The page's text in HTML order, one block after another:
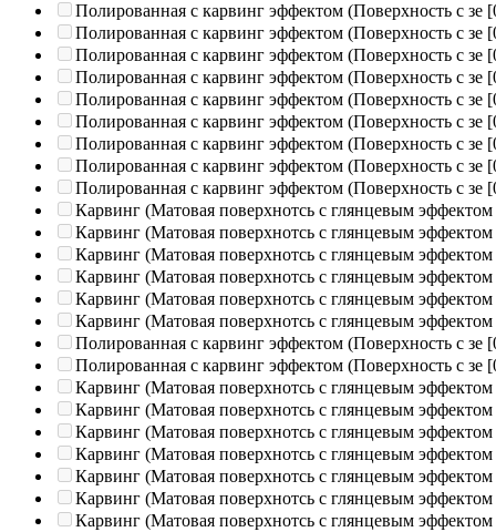
Полированная c карвинг эффектом (Поверхность с зе
Полированная c карвинг эффектом (Поверхность с зе
Полированная c карвинг эффектом (Поверхность с зе
Полированная c карвинг эффектом (Поверхность с зе
Полированная c карвинг эффектом (Поверхность с зе
Полированная c карвинг эффектом (Поверхность с зе
Полированная c карвинг эффектом (Поверхность с зе
Полированная c карвинг эффектом (Поверхность с зе
Полированная c карвинг эффектом (Поверхность с зе
Карвинг (Матовая поверхнотсь с глянцевым эффектом
Карвинг (Матовая поверхнотсь с глянцевым эффектом
Карвинг (Матовая поверхнотсь с глянцевым эффектом
Карвинг (Матовая поверхнотсь с глянцевым эффектом
Карвинг (Матовая поверхнотсь с глянцевым эффектом
Карвинг (Матовая поверхнотсь с глянцевым эффектом
Полированная c карвинг эффектом (Поверхность с зе
Полированная c карвинг эффектом (Поверхность с зе
Карвинг (Матовая поверхнотсь с глянцевым эффектом
Карвинг (Матовая поверхнотсь с глянцевым эффектом
Карвинг (Матовая поверхнотсь с глянцевым эффектом
Карвинг (Матовая поверхнотсь с глянцевым эффектом
Карвинг (Матовая поверхнотсь с глянцевым эффектом
Карвинг (Матовая поверхнотсь с глянцевым эффектом
Карвинг (Матовая поверхнотсь с глянцевым эффектом